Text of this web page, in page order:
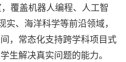
覆盖机器人编程、人工智
、海洋科学等前沿领域，
，常态化支持跨学科项目式
生解决真实问题的能力。